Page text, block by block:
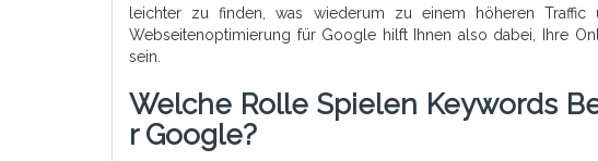
leichter zu finden, was wiederum zu einem höheren
Webseitenoptimierung für Google hilft Ihnen also dabei, Ihre
sein.
Welche Rolle Spielen Keywords
R Google?